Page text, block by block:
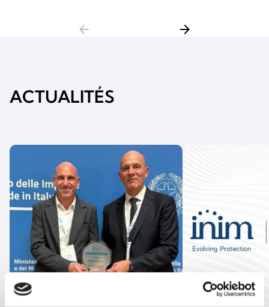
arrow_back arrow_forward
ACTUALITÉS